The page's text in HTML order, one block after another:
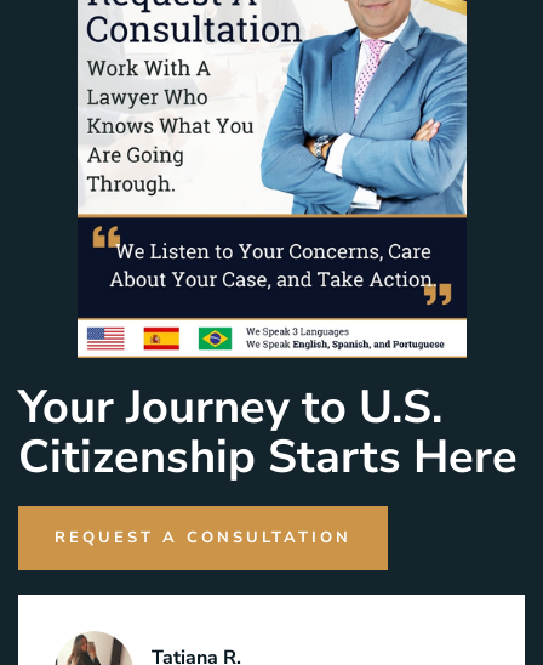
Your Journey to U.S.
Citizenship Starts Here
REQUEST A CONSULTATION
Tatiana R.